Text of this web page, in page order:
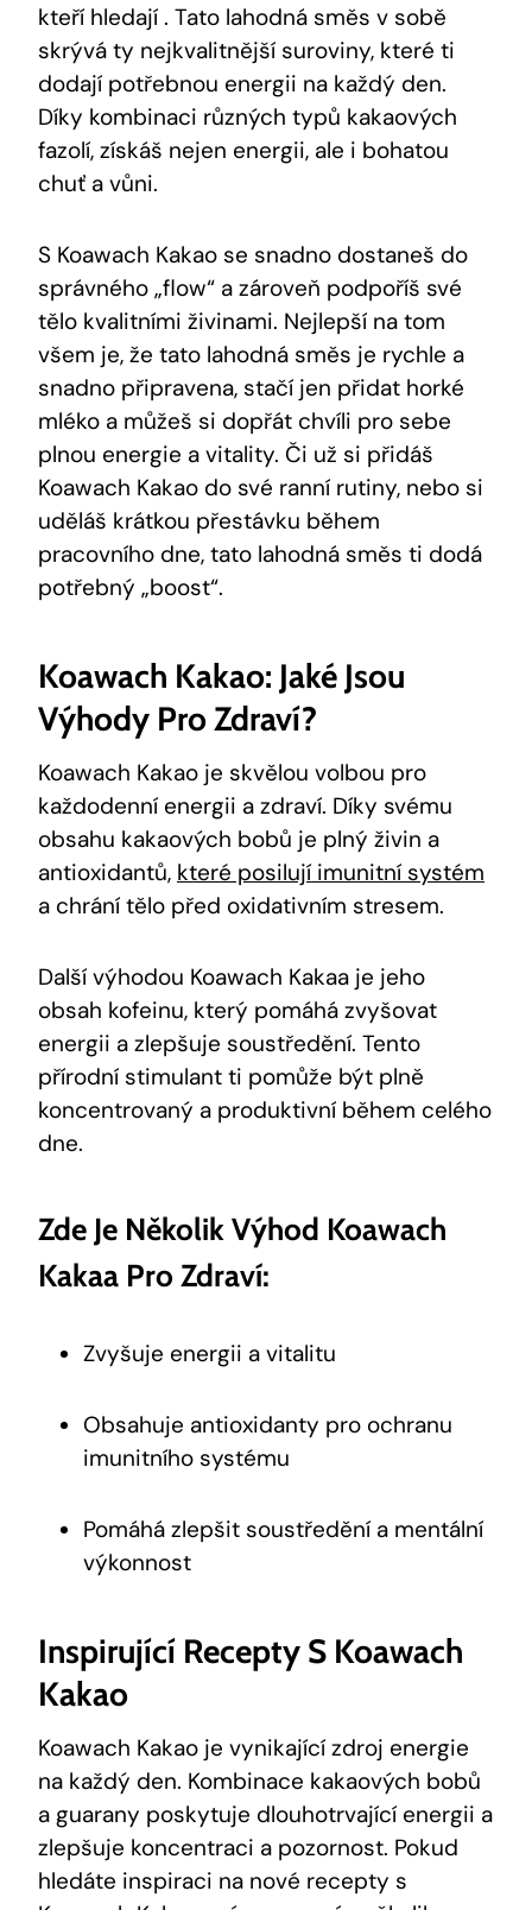
kteří hledají .⁣ Tato ⁣lahodná ​směs ‌v sobě⁢
skrývá ty nejkvalitnější suroviny, které ti
dodají‌ potřebnou energii na‍ každý den.​
Díky kombinaci různých typů kakaových
fazolí, získáš nejen energii,⁤ ale ‍i bohatou
⁣chuť a‌ vůni.
S Koawach Kakao se snadno⁤ dostaneš do⁢
správného „flow“ a zároveň podpoříš své
tělo kvalitními živinami. ‌Nejlepší⁤ na tom‍
všem je, že tato lahodná směs je rychle a
⁤snadno připravena, stačí jen přidat ‌horké‌
mléko a můžeš si dopřát⁤ chvíli pro​ sebe‍
plnou energie a ⁤vitality. Či už si přidáš
Koawach Kakao do své ranní rutiny, ‌nebo ⁤si ​
uděláš krátkou přestávku během
⁤pracovního dne, tato lahodná⁤ směs ti dodá
potřebný „boost“.
Koawach Kakao: Jaké Jsou
Výhody Pro Zdraví?
Koawach Kakao je skvělou ⁤volbou pro‍
každodenní energii a ​zdraví. Díky svému
obsahu kakaových bobů je ⁣plný‍ živin a⁤
antioxidantů, které posilují imunitní systém
a chrání ‍tělo před oxidativním ​stresem.
Další výhodou Koawach Kakaa je jeho
obsah kofeinu, ⁢který pomáhá ‌zvyšovat
energii a‍ zlepšuje soustředění. Tento
přírodní stimulant ti pomůže být⁣ plně
koncentrovaný a produktivní během celého
dne.
Zde ⁣je Několik Výhod Koawach
Kakaa ‍pro⁤ Zdraví:
Zvyšuje energii a vitalitu
Obsahuje‌ antioxidanty pro ochranu
‍imunitního systému
Pomáhá zlepšit⁢ soustředění ​a mentální
výkonnost
Inspirující Recepty S Koawach‍
Kakao
Koawach Kakao je vynikající​ zdroj energie
na každý den. Kombinace ⁤kakaových bobů
a guarany poskytuje dlouhotrvající ⁢energii a‌
zlepšuje koncentraci a pozornost.⁤ Pokud⁣
hledáte inspiraci na nové recepty s